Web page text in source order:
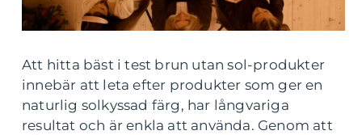
Att hitta bäst i test brun utan sol-produkter
innebär att leta efter produkter som ger en
naturlig solkyssad färg, har långvariga
resultat och är enkla att använda. Genom att